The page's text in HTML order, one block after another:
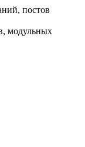
постов
модульных